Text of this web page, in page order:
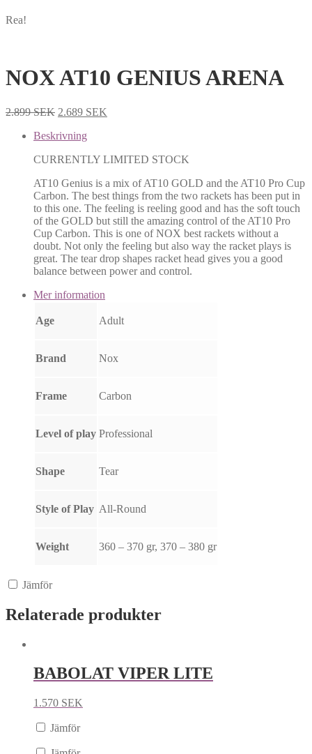
Rea!
NOX AT10 GENIUS ARENA
2.899SEK 2.689 SEK
Beskrivning
CURRENTLY LIMITED STOCK
AT10 Genius is a mix of AT10 GOLD and the AT10 Pro Cup
Carbon. The best things from the two rackets has been put in
to this one. The feeling is reeling good and has the soft touch
of the GOLD but still the amazing control of the AT10 Pro
Cup Carbon. This is one of NOX best rackets without a
doubt. Not only the feeling but also way the racket plays is
great. The tear drop shapes racket head gives you a good
balance between power and control.
Mer information
Age Adult
Brand Nox
Frame Carbon
Level of play Professional
Shape Tear
Style of Play All-Round
Weight 360 – 370 gr, 370 – 380 gr
Jämför
Relaterade produkter
BABOLAT VIPER LITE
1.570 SEK
Jämför